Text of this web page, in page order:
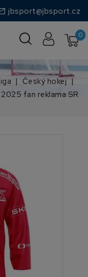
jbsport@jbsport.cz
0
Český hokej
fan reklama SR